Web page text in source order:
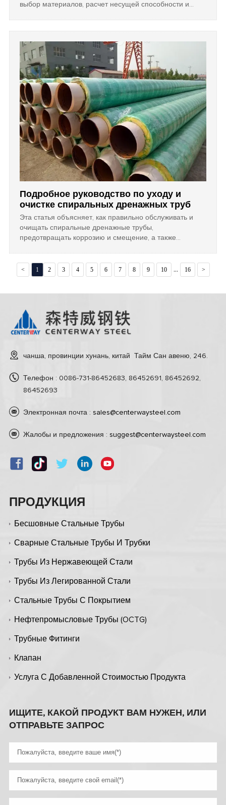
выбор материалов, расчет несущей способности и
Подробное руководство по уходу и
очистке спиральных дренажных труб
Эта статья объясняет, как правильно обслуживать и
очищать спиральные дренажные трубы,
предотвращать коррозию и смещение, а также
дренажных систем.
< 1 2 3 4 5 6 7 8 9 10 ... 16 >
чанша, провинции хунань, китай Тайм Сан авеню, 246.
Телефон : 0086-731-86452683, 86452691, 86452692,
86452693
Электронная почта : sales@centerwaysteel.com
Жалобы и предложения : suggest@centerwaysteel.com
ПРОДУКЦИЯ
Бесшовные Стальные Трубы
Сварные Стальные Трубы И Трубки
Трубы Из Нержавеющей Стали
Трубы Из Легированной Стали
Стальные Трубы С Покрытием
Нефтепромысловые Трубы (OCTG)
Трубные Фитинги
Клапан
Услуга С Добавленной Стоимостью Продукта
ИЩИТЕ, КАКОЙ ПРОДУКТ ВАМ НУЖЕН, ИЛИ
ОТПРАВЬТЕ ЗАПРОС